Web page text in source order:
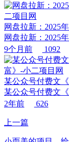
网盘拉新：2025
网盘拉新：2025
9个月前
1092
某公众号付费文
某公众号付费文
2年前
626
上一篇